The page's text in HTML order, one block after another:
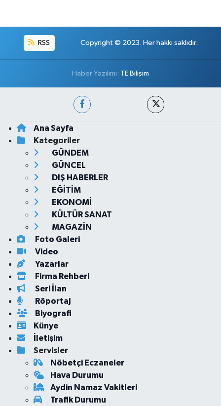
RSS Copyright © 2023. Her hakkı saklıdır.
Haber Yazılımı: TE Bilişim
Ana Sayfa
Kategoriler
GÜNDEM
GÜNCEL
DIŞ HABERLER
EĞİTİM
EKONOMİ
KÜLTÜR SANAT
MAGAZİN
Foto Galeri
Video
Yazarlar
Firma Rehberi
Seri İlan
Röportaj
Biyografi
Künye
İletişim
Servisler
Nöbetçi Eczaneler
Hava Durumu
Aydin Namaz Vakitleri
Trafik Durumu